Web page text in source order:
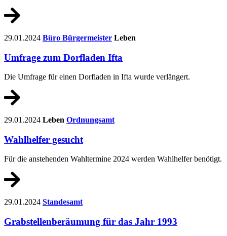
29.01.2024 Büro Bürgermeister Leben
Umfrage zum Dorfladen Ifta
Die Umfrage für einen Dorfladen in Ifta wurde verlängert.
29.01.2024 Leben Ordnungsamt
Wahlhelfer gesucht
Für die anstehenden Wahltermine 2024 werden Wahlhelfer benötigt.
29.01.2024 Standesamt
Grabstellenberäumung für das Jahr 1993